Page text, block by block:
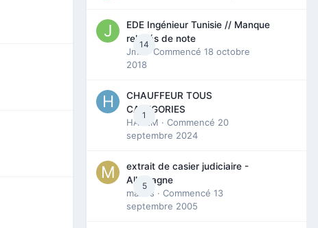
14
EDE Ingénieur Tunisie // Manque
relevés de note
Jmili
· Commencé 18 octobre
2018
1
CHAUFFEUR TOUS
CATEGORIES
HAZEM · Commencé 20
septembre 2024
5
extrait de casier judiciaire -
Allemagne
maries · Commencé 13
septembre 2005